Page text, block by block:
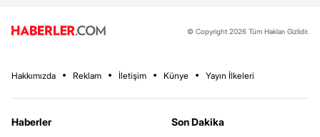
© Copyright 2026 Tüm Hakları Gizlidir.
Hakkımızda Reklam İletişim Künye Yayın İlkeleri
Haberler
Son Dakika